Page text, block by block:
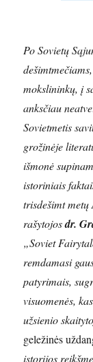
Po Sovietų
mokslininkų, į
anksčiau
Sovietmetis
grožinėje
išmonė
istoriniais
trisdešimt
rašytojosdr.
„Soviet
remdamasi
patyrimais,
visuomenės,
užsienio
geležinės
istorijos